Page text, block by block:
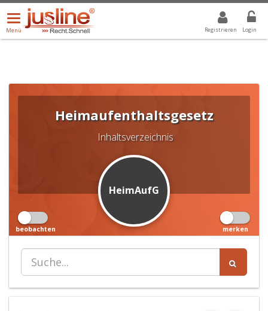
Registrieren Login
Menü
öffnen/schließen
Menü
ALLE DROPDOWN: GEWÄHLTER WERT IST ALLE
Heimaufenthaltsgesetz
Inhaltsverzeichnis
HeimAufG
beobachten merken